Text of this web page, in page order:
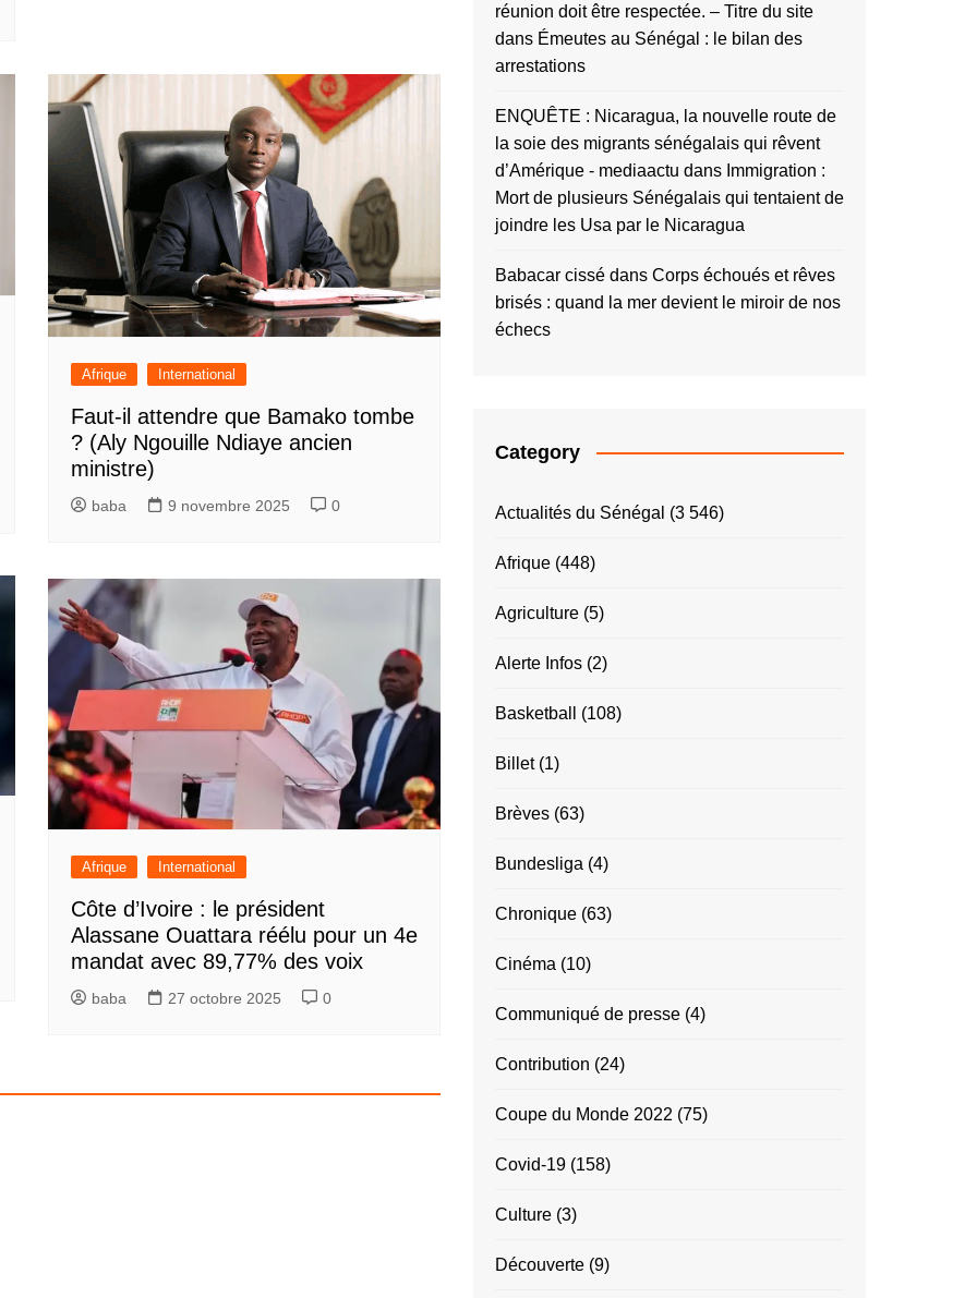
Afrique International
Faut-il attendre que Bamako tombe
? (Aly Ngouille Ndiaye ancien
ministre)
baba 9 novembre 2025 0
Afrique International
Côte d’Ivoire : le président
Alassane Ouattara réélu pour un 4e
mandat avec 89,77% des voix
baba 27 octobre 2025 0
réunion doit être respectée. – Titre du site
dans Émeutes au Sénégal : le bilan des
arrestations
ENQUÊTE : Nicaragua, la nouvelle route de
la soie des migrants sénégalais qui rêvent
d’Amérique - mediaactu dans Immigration :
Mort de plusieurs Sénégalais qui tentaient de
joindre les Usa par le Nicaragua
Babacar cissé dans Corps échoués et rêves
brisés : quand la mer devient le miroir de nos
échecs
Category
Actualités du Sénégal (3 546)
Afrique (448)
Agriculture (5)
Alerte Infos (2)
Basketball (108)
Billet(1)
Brèves (63)
Bundesliga (4)
Chronique (63)
Cinéma (10)
Communiqué de presse (4)
Contribution (24)
Coupe du Monde 2022 (75)
Covid-19 (158)
Culture (3)
Découverte (9)